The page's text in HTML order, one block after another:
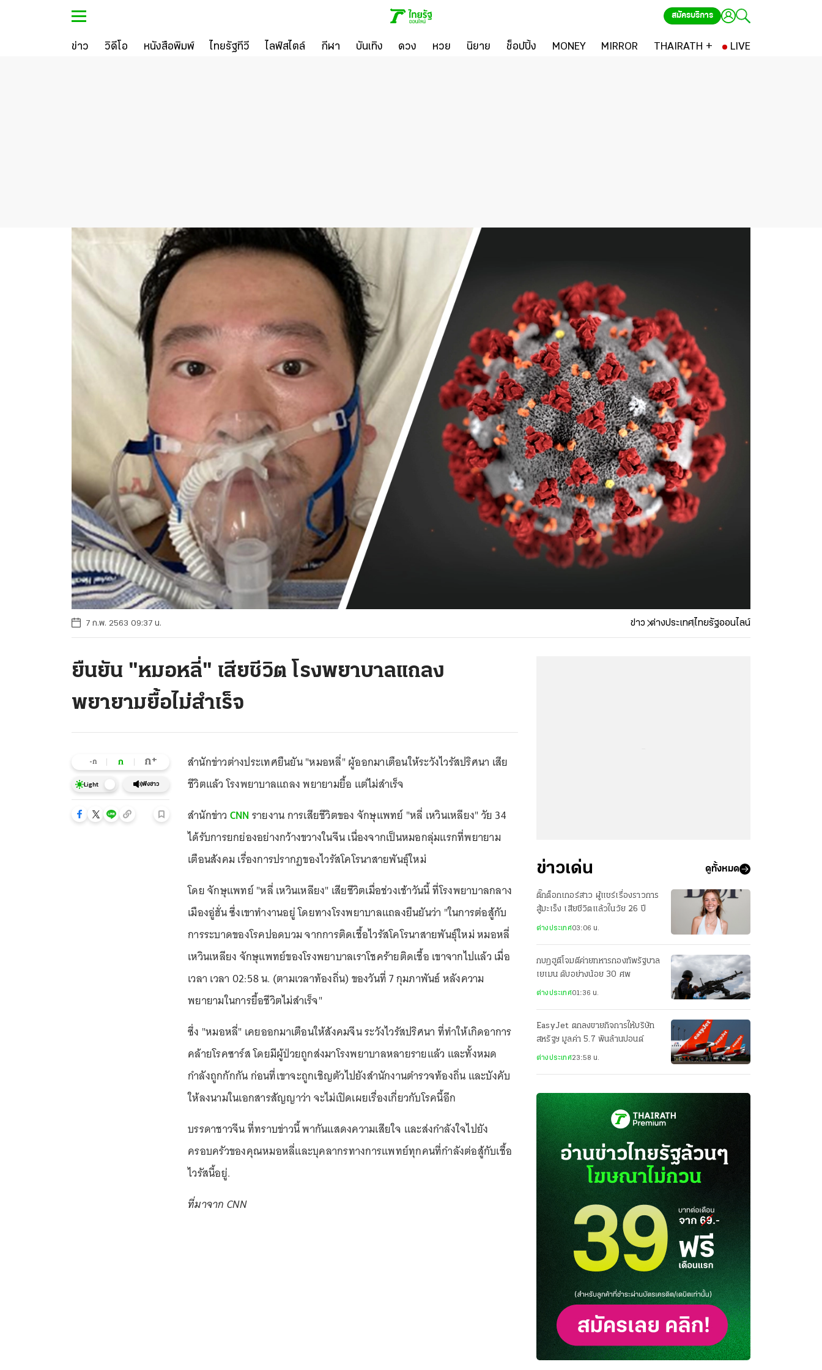
สมัครบริการ
ข่าว วิดีโอ หนังสือพิมพ์ ไทยรัฐทีวี ไลฟ์สไตล์ กีฬา บันเทิง ดวง หวย นิยาย ช็อปปิ้ง MONEY MIRROR THAIRATH + LIVE
7 ก.พ. 2563 09:37 น. ข่าว ต่างประเทศไทยรัฐออนไลน์
ยืนยัน "หมอหลี่" เสียชีวิต โรงพยาบาลแถลง
พยายามยื้อไม่สำเร็จ
-ก ก ก+
Light ฟังข่าว
สำนักข่าวต่างประเทศยืนยัน "หมอหลี่" ผู้ออกมาเตือนให้ระวังไวรัสปริศนา เสีย
ชีวิตแล้ว โรงพยาบาลแถลง พยายามยื้อ แต่ไม่สำเร็จ
สำนักข่าว CNN รายงาน การเสียชีวิตของ จักษุแพทย์ "หลี่ เหวินเหลียง" วัย 34
ได้รับการยกย่องอย่างกว้างขวางในจีน เนื่องจากเป็นหมอกลุ่มแรกที่พยายาม
เตือนสังคม เรื่องการปรากฏของไวรัสโคโรนาสายพันธ์ุใหม่
โดย จักษุแพทย์ "หลี่ เหวินเหลียง" เสียชีวิตเมื่อช่วงเช้าวันนี้ ที่โรงพยาบาลกลาง
เมืองอู่ฮั่น ซึ่งเขาทำงานอยู่ โดยทางโรงพยาบาลแถลงยืนยันว่า "ในการต่อสู้กับ
การระบาดของโรคปอดบวม จากการติดเชื้อไวรัสโคโรนาสายพันธ์ุใหม่ หมอหลี่
เหวินเหลียง จักษุแพทย์ของโรงพยาบาลเราโชคร้ายติดเชื้อ เขาจากไปแล้ว เมื่อ
เวลา เวลา 02:58 น. (ตามเวลาท้องถิ่น) ของวันที่ 7 กุมภาพันธ์ หลังความ
พยายามในการยื้อชีวิตไม่สำเร็จ"
ซึ่ง "หมอหลี่" เคยออกมาเตือนให้สังคมจีน ระวังไวรัสปริศนา ที่ทำให้เกิดอาการ
คล้ายโรคซาร์ส โดยมีผู้ป่วยถูกส่งมาโรงพยาบาลหลายรายแล้ว และทั้งหมด
กำลังถูกกักกัน ก่อนที่เขาจะถูกเชิญตัวไปยังสำนักงานตำรวจท้องถิ่น และบังคับ
ให้ลงนามในเอกสารสัญญาว่า จะไม่เปิดเผยเรื่องเกี่ยวกับโรคนี้อีก
บรรดาชาวจีน ที่ทราบข่าวนี้ พากันแสดงความเสียใจ และส่งกำลังใจไปยัง
ครอบครัวของคุณหมอหลี่และบุคลากรทางการแพทย์ทุกคนที่กำลังต่อสู้กับเชื้อ
ไวรัสนี้อยู่.
ที่มาจาก CNN
ข่าวเด่น ดูทั้งหมด
ติ๊กต็อกเกอร์สาว ผู้แชร์เรื่องราวการ
สู้มะเร็ง เสียชีวิตแล้วในวัย 26 ปี
ต่างประเทศ03:06 น.
กบฏฮูตีโจมตีค่ายทหารกองทัพรัฐบาล
เยเมน ดับอย่างน้อย 30 ศพ
ต่างประเทศ01:36 น.
EasyJet ตกลงขายกิจการให้บริษัท
สหรัฐฯ มูลค่า 5.7 พันล้านปอนด์
ต่างประเทศ23:58 น.